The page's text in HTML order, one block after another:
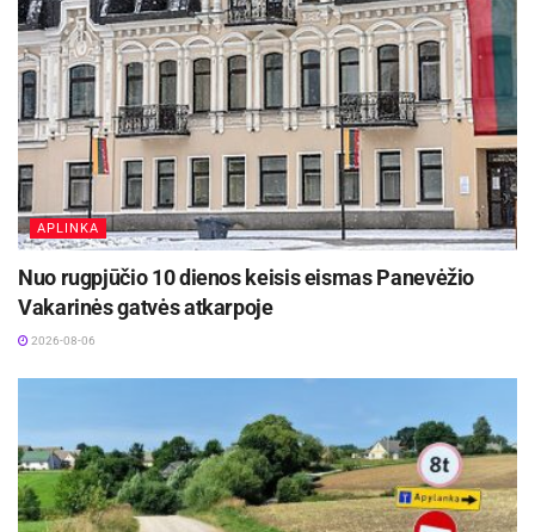
APLINKA
Nuo rugpjūčio 10 dienos keisis eismas Panevėžio
Vakarinės gatvės atkarpoje
2026-08-06